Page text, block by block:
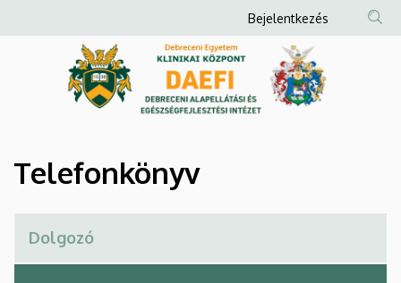
Debreceni
és
Egészségfejlesztési
Intézet
a
Anonim
Felhasználói
fiók
menüje
Bejelentkezés
Telefonkönyv